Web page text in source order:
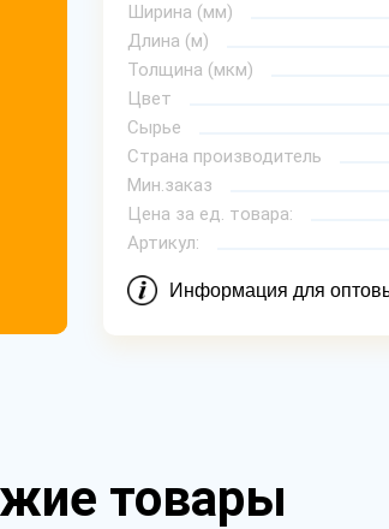
Ширина (мм)
Длина (м)
Толщина (мкм)
Цвет
Сырье
Страна производитель
Мин.заказ
Цена за ед. товара:
Артикул:
Информация для
товары